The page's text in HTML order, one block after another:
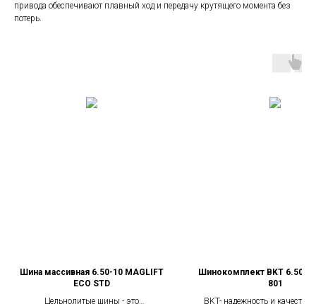
привода обеспечивают плавный ход и передачу крутящего момента без
потерь.
Шина массивная 6.50-10 MAGLIFT
ECO STD
Цельнолитые шины - это
Шинокомплект BKT 6.50-10
801
BKT- надежность и качество,